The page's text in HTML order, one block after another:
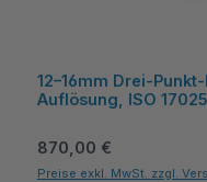
12–16mm
Auflösung, ISO
Regulärer Preis:
870,00 €
Preise exkl. MwSt. zzgl.